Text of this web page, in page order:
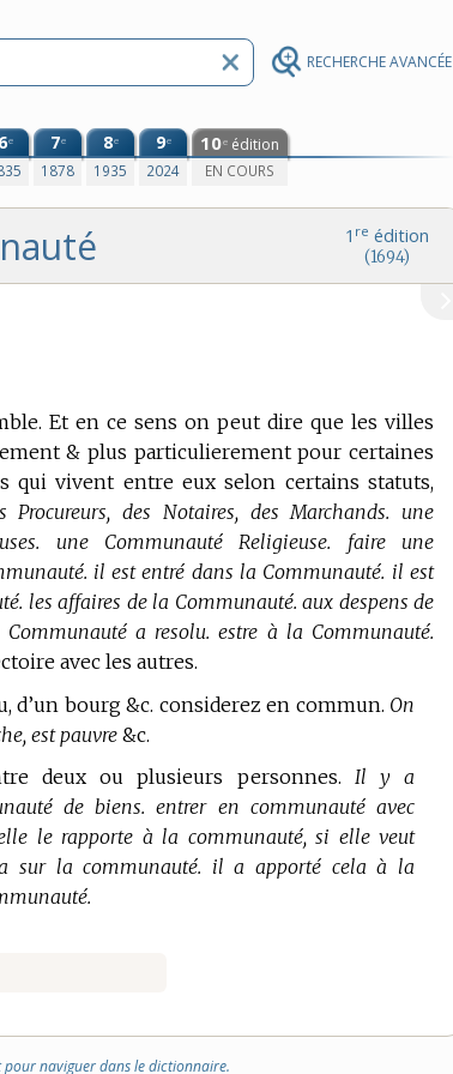
RECHERCHE AVANCÉE
6e 7e
1878
8e
1935
9e
2024
10e édition
EN COURS
1 re édition
(1694)
Et en ce sens on peut dire que les villes
& plus particulierement pour certaines
qui vivent entre eux selon certains statuts,
des Notaires, des Marchands. une
une Communauté Religieuse. faire une
il est entré dans la Communauté. il est
les affaires de la Communauté. aux despens de
a resolu. estre à la Communauté.
avec les autres.
d’un bourg &c. considerez en commun. On
est pauvre &c.
deux ou plusieurs personnes. Il y a
de biens. entrer en communauté avec
le rapporte à la communauté, si elle veut
sur la communauté. il a apporté cela à la
pour naviguer dans le dictionnaire.